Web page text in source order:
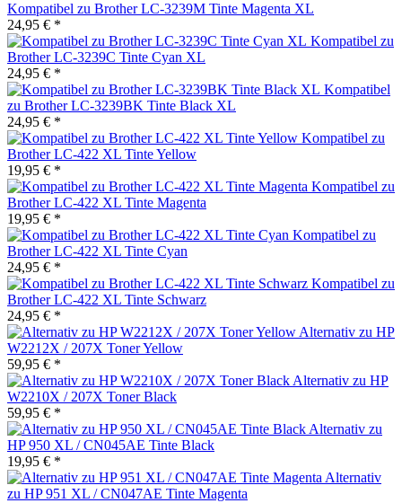
Kompatibel zu Brother LC-3239M Tinte Magenta XL
24,95 € *
Kompatibel zu
Brother LC-3239C Tinte Cyan XL
24,95 € *
Kompatibel
zu Brother LC-3239BK Tinte Black XL
24,95 € *
Kompatibel zu
Brother LC-422 XL Tinte Yellow
19,95 € *
Kompatibel zu
Brother LC-422 XL Tinte Magenta
19,95 € *
Kompatibel zu
Brother LC-422 XL Tinte Cyan
24,95 € *
Kompatibel zu
Brother LC-422 XL Tinte Schwarz
24,95 € *
Alternativ zu HP
W2212X / 207X Toner Yellow
59,95 € *
Alternativ zu HP
W2210X / 207X Toner Black
59,95 € *
Alternativ zu
HP 950 XL / CN045AE Tinte Black
19,95 € *
Alternativ
zu HP 951 XL / CN047AE Tinte Magenta